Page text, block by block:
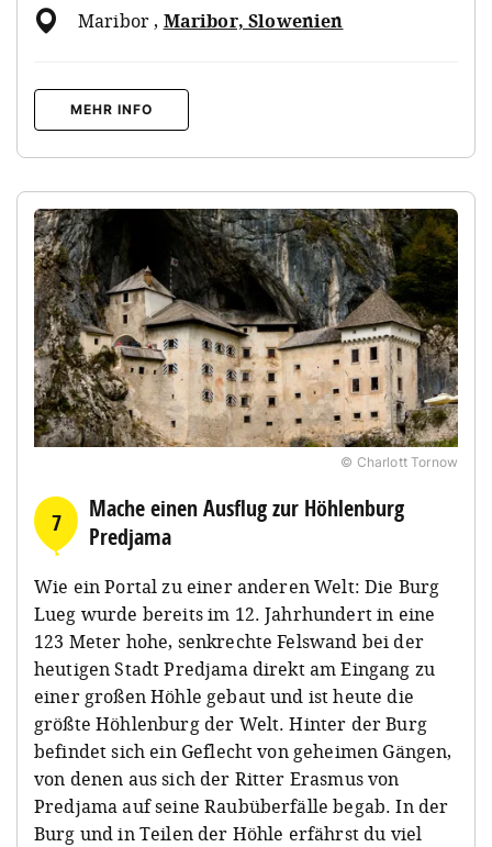
Maribor , Maribor, Slowenien
MEHR INFO
© Charlott Tornow
7
Mache einen Ausflug zur Höhlenburg
Predjama
Wie ein Portal zu einer anderen Welt: Die Burg
Lueg wurde bereits im 12. Jahrhundert in eine
123 Meter hohe, senkrechte Felswand bei der
heutigen Stadt Predjama direkt am Eingang zu
einer großen Höhle gebaut und ist heute die
größte Höhlenburg der Welt. Hinter der Burg
befindet sich ein Geflecht von geheimen Gängen,
von denen aus sich der Ritter Erasmus von
Predjama auf seine Raubüberfälle begab. In der
Burg und in Teilen der Höhle erfährst du viel